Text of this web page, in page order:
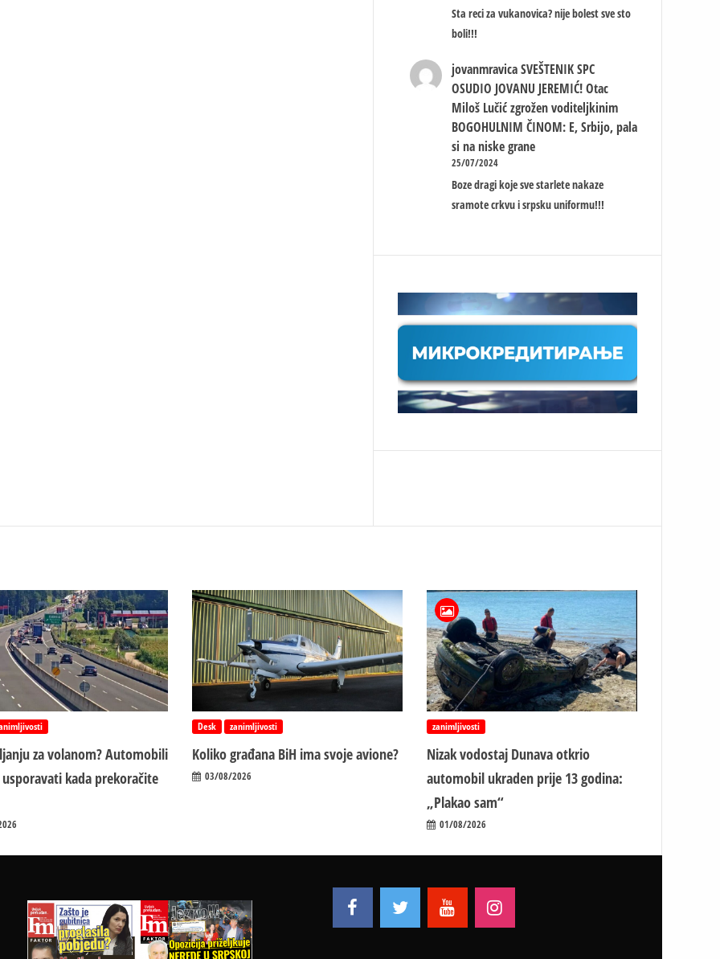
Sta reci za vukanovica? nije bolest sve sto
boli!!!
jovanmravica SVEŠTENIK SPC
OSUDIO JOVANU JEREMIĆ! Otac
Miloš Lučić zgrožen voditeljkinim
BOGOHULNIM ČINOM: E, Srbijo, pala
si na niske grane
25/07/2024
Boze dragi koje sve starlete nakaze
sramote crkvu i srpsku uniformu!!!
za volanom? Automobili
kada prekoračite
Desk zanimljivosti
Koliko građana BiH ima svoje avione?
03/08/2026
zanimljivosti
Nizak vodostaj Dunava otkrio
automobil ukraden prije 13 godina:
„Plakao sam“
01/08/2026